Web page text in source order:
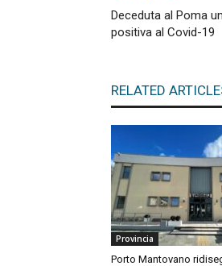
Deceduta al Poma
positiva al Covid-19
RELATED
Provincia
Porto Mantovano